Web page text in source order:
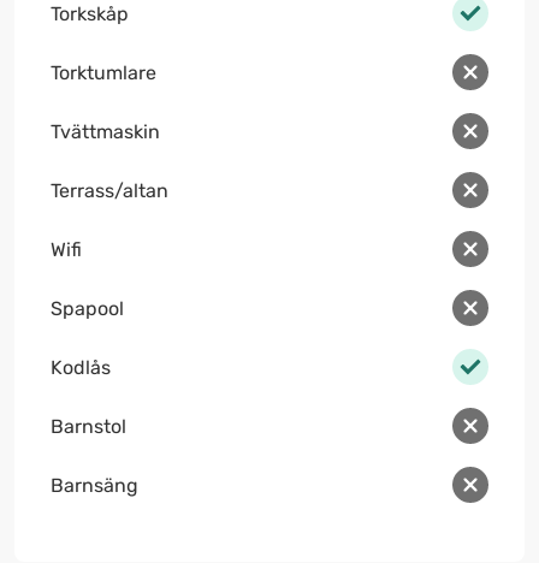
Torkskåp
Torktumlare
Tvättmaskin
Terrass/altan
Wifi
Spapool
Kodlås
Barnstol
Barnsäng